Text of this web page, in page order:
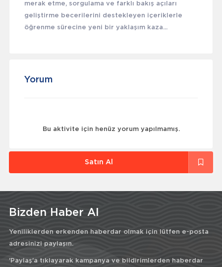
merak etme, sorgulama ve farklı bakış açıları
geliştirme becerilerini destekleyen içeriklerle
öğrenme sürecine yeni bir yaklaşım kaza...
Yorum
Bu aktivite için henüz yorum yapılmamış.
Satın Al
Bizden Haber Al
Yeniliklerden erkenden haberdar olmak için lütfen e-posta
adresinizi paylaşın.
'Paylaş'a tıklayarak kampanya ve bildirimlerden haberdar